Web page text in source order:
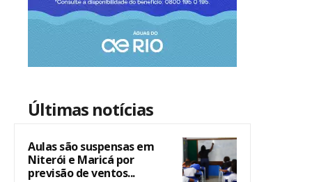
Últimas notícias
Aulas são suspensas em
Niterói e Maricá por
previsão de ventos...